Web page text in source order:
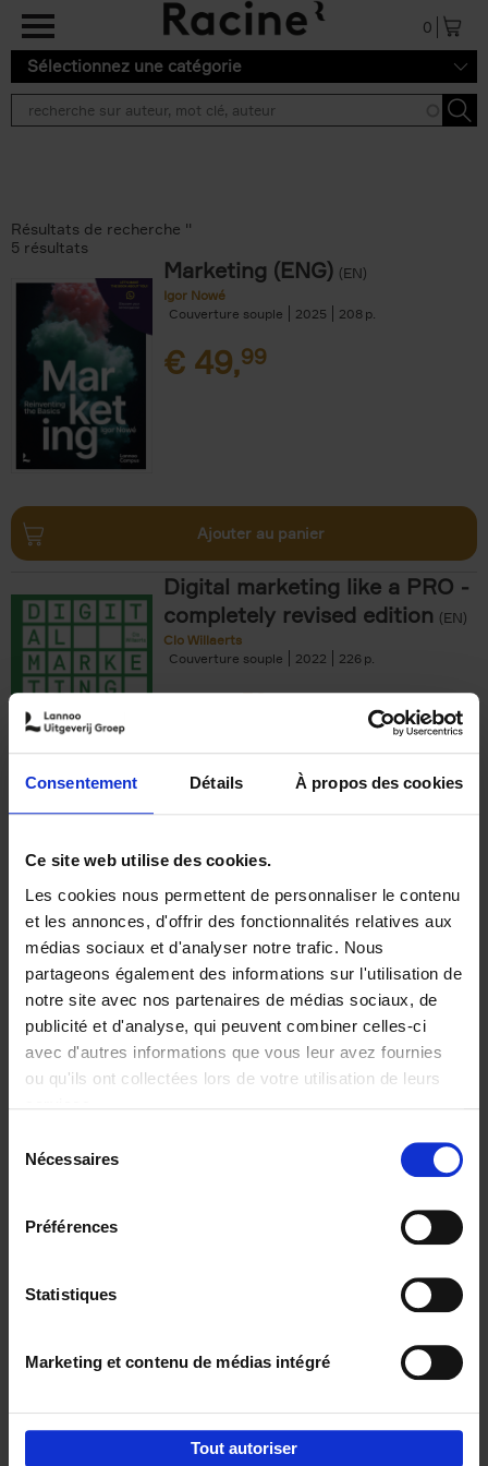
Consentement Détails À propos des cookies
Ce site web utilise des cookies.
Les cookies nous permettent de personnaliser le contenu
et les annonces, d'offrir des fonctionnalités relatives aux
médias sociaux et d'analyser notre trafic. Nous
partageons également des informations sur l'utilisation de
notre site avec nos partenaires de médias sociaux, de
publicité et d'analyse, qui peuvent combiner celles-ci
avec d'autres informations que vous leur avez fournies
ou qu'ils ont collectées lors de votre utilisation de leurs
Nécessaires
Préférences
Statistiques
Marketing et contenu de médias intégré
Tout autoriser
Aller au contenu principal
0
Sélectionnez une catégorie
Résultats de recherche ''
5 résultats
Marketing (ENG) (EN)
Igor Nowé
Couverture souple
2025 208
€ 49,99
Ajouter au panier
Digital marketing like a PRO -
completely revised edition (EN)
Clo Willaerts
Couverture souple
2022 226
€35,50
The Offer You Can't
Refuse
Steven Van Belleghem
Couverture souple
2020 256
€37,50
Building Bonds = Building